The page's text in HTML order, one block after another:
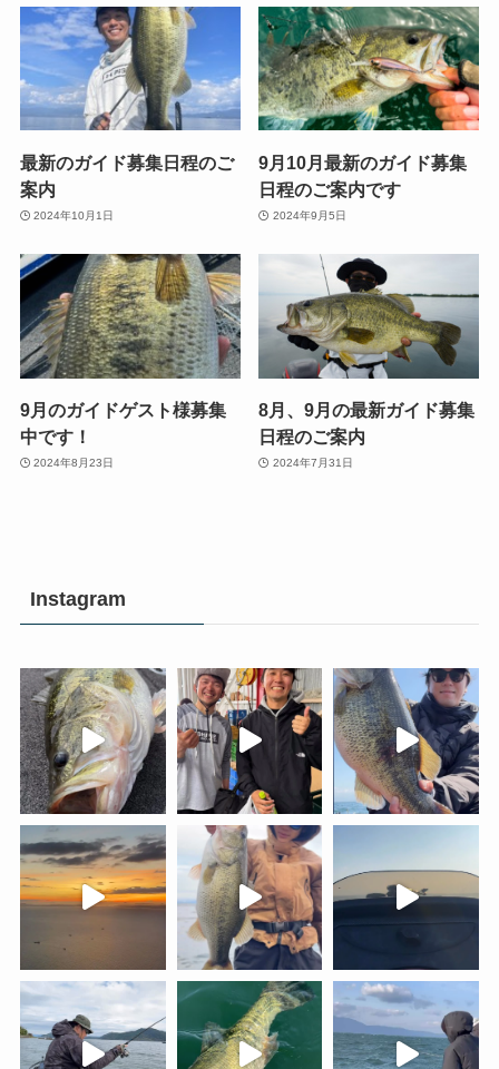
最新のガイド募集日程のご
案内
2024年10月1日
9月10月最新のガイド募集
日程のご案内です
2024年9月5日
9月のガイドゲスト様募集
中です！
2024年8月23日
8月、9月の最新ガイド募集
日程のご案内
2024年7月31日
Instagram